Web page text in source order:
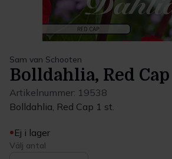
Sam van Schooten
Bolldahlia, Red Cap
Artikelnummer: 19538
Bolldahlia, Red Cap 1 st.
Ej i lager
Välj antal